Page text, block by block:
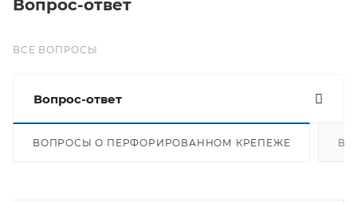
Вопрос-ответ
ВСЕ ВОПРОСЫ
Вопрос-ответ
ВОПРОСЫ О ПЕРФОРИРОВАННОМ КРЕПЕЖЕ